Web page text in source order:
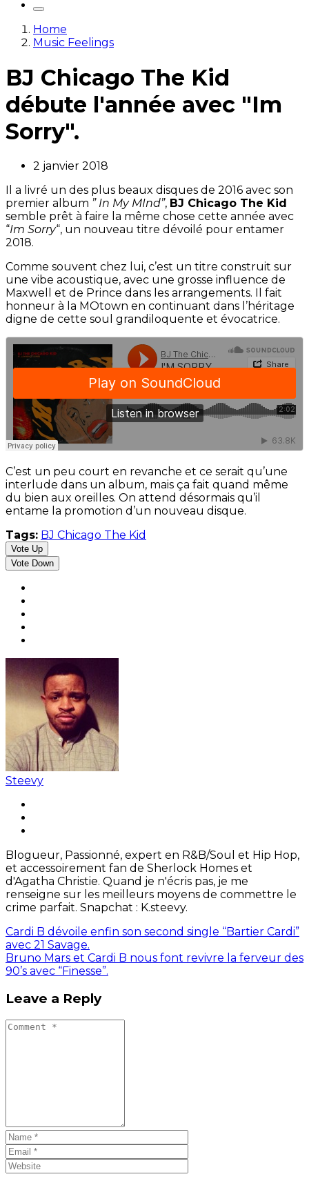
Home
Music Feelings
BJ Chicago The Kid
débute l'année avec "Im
Sorry".
2 janvier 2018
Il a livré un des plus beaux disques de 2016 avec son
premier album ” In My MInd”, BJ Chicago The Kid
semble prêt à faire la même chose cette année avec
“Im Sorry“, un nouveau titre dévoilé pour entamer
2018.
Comme souvent chez lui, c’est un titre construit sur
une vibe acoustique, avec une grosse influence de
Maxwell et de Prince dans les arrangements. Il fait
honneur à la MOtown en continuant dans l’héritage
digne de cette soul grandiloquente et évocatrice.
C’est un peu court en revanche et ce serait qu’une
interlude dans un album, mais ça fait quand même
du bien aux oreilles. On attend désormais qu’il
entame la promotion d’un nouveau disque.
Tags: BJ Chicago The Kid
Vote Up
Vote Down
Steevy
Blogueur, Passionné, expert en R&B/Soul et Hip Hop,
et accessoirement fan de Sherlock Homes et
d'Agatha Christie. Quand je n'écris pas, je me
renseigne sur les meilleurs moyens de commettre le
crime parfait. Snapchat : K.steevy.
Cardi B dévoile enfin son second single “Bartier Cardi”
avec 21 Savage.
Bruno Mars et Cardi B nous font revivre la ferveur des
90’s avec “Finesse”.
Leave a Reply